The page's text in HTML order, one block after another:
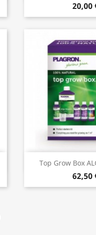
20,00
Top Grow Box
62,50
Aperçu